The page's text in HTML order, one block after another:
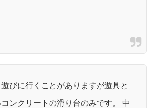
びに行くことがありますが遊具と
ンクリートの滑り台のみです。 中